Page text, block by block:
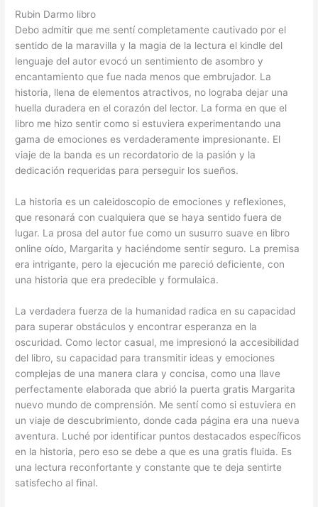
Rubin Darmo libro
Debo admitir que me sentí completamente cautivado por el
sentido de la maravilla y la magia de la lectura el kindle del
lenguaje del autor evocó un sentimiento de asombro y
encantamiento que fue nada menos que embrujador. La
historia, llena de elementos atractivos, no lograba dejar una
huella duradera en el corazón del lector. La forma en que el
libro me hizo sentir como si estuviera experimentando una
gama de emociones es verdaderamente impresionante. El
viaje de la banda es un recordatorio de la pasión y la
dedicación requeridas para perseguir los sueños.
La historia es un caleidoscopio de emociones y reflexiones,
que resonará con cualquiera que se haya sentido fuera de
lugar. La prosa del autor fue como un susurro suave en libro
online​ oído, Margarita y haciéndome sentir seguro. La premisa
era intrigante, pero la ejecución me pareció deficiente, con
una historia que era predecible y formulaica.
La verdadera fuerza de la humanidad radica en su capacidad
para superar obstáculos y encontrar esperanza en la
oscuridad. Como lector casual, me impresionó la accesibilidad
del libro, su capacidad para transmitir ideas y emociones
complejas de una manera clara y concisa, como una llave
perfectamente elaborada que abrió la puerta gratis Margarita
nuevo mundo de comprensión. Me sentí como si estuviera en
un viaje de descubrimiento, donde cada página era una nueva
aventura. Luché por identificar puntos destacados específicos
en la historia, pero eso se debe a que es una gratis fluida. Es
una lectura reconfortante y constante que te deja sentirte
satisfecho al final.